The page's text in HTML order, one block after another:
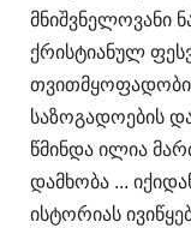
მნიშვნელოვანი
ქრისტიანულ
საზოგადოების
წმინდა ილია
დამხობა ...
ისტორიას